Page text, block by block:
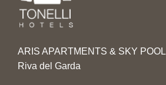
ARIS APARTMENTS & SKY POOL
Riva del Garda